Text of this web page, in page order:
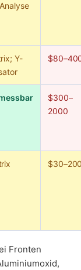
Y-
$300–
2000
Fronten